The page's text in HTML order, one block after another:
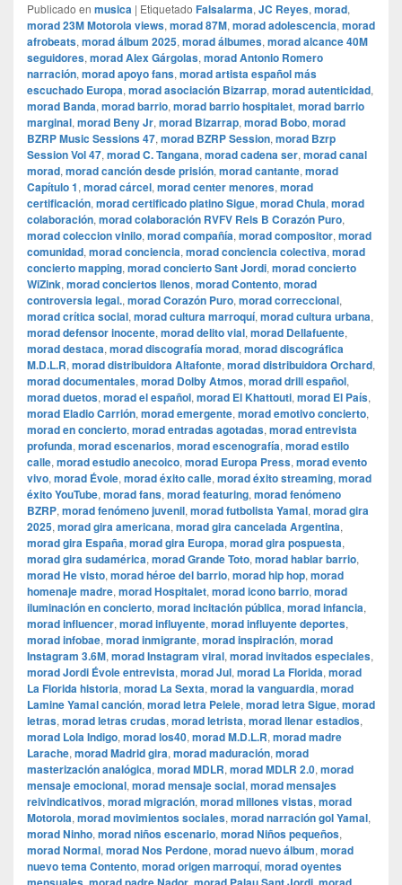
Publicado en musica | Etiquetado Falsalarma, JC Reyes, morad,
morad 23M Motorola views, morad 87M, morad adolescencia, morad
afrobeats, morad álbum 2025, morad álbumes, morad alcance 40M
seguidores, morad Alex Gárgolas, morad Antonio Romero
narración, morad apoyo fans, morad artista español más
escuchado Europa, morad asociación Bizarrap, morad autenticidad,
morad Banda, morad barrio, morad barrio hospitalet, morad barrio
marginal, morad Beny Jr, morad Bizarrap, morad Bobo, morad
BZRP Music Sessions 47, morad BZRP Session, morad Bzrp
Session Vol 47, morad C. Tangana, morad cadena ser, morad canal
morad, morad canción desde prisión, morad cantante, morad
Capítulo 1, morad cárcel, morad center menores, morad
certificación, morad certificado platino Sigue, morad Chula, morad
colaboración, morad colaboración RVFV Rels B Corazón Puro,
morad coleccion vinilo, morad compañía, morad compositor, morad
comunidad, morad conciencia, morad conciencia colectiva, morad
concierto mapping, morad concierto Sant Jordi, morad concierto
WiZink, morad conciertos llenos, morad Contento, morad
controversia legal., morad Corazón Puro, morad correccional,
morad crítica social, morad cultura marroquí, morad cultura urbana,
morad defensor inocente, morad delito vial, morad Dellafuente,
morad destaca, morad discografía morad, morad discográfica
M.D.L.R, morad distribuidora Altafonte, morad distribuidora Orchard,
morad documentales, morad Dolby Atmos, morad drill español,
morad duetos, morad el español, morad El Khattouti, morad El País,
morad Eladio Carrión, morad emergente, morad emotivo concierto,
morad en concierto, morad entradas agotadas, morad entrevista
profunda, morad escenarios, morad escenografía, morad estilo
calle, morad estudio anecoico, morad Europa Press, morad evento
vivo, morad Évole, morad éxito calle, morad éxito streaming, morad
éxito YouTube, morad fans, morad featuring, morad fenómeno
BZRP, morad fenómeno juvenil, morad futbolista Yamal, morad gira
2025, morad gira americana, morad gira cancelada Argentina,
morad gira España, morad gira Europa, morad gira pospuesta,
morad gira sudamérica, morad Grande Toto, morad hablar barrio,
morad He visto, morad héroe del barrio, morad hip hop, morad
homenaje madre, morad Hospitalet, morad icono barrio, morad
iluminación en concierto, morad incitación pública, morad infancia,
morad influencer, morad influyente, morad influyente deportes,
morad infobae, morad inmigrante, morad inspiración, morad
Instagram 3.6M, morad Instagram viral, morad invitados especiales,
morad Jordi Évole entrevista, morad Jul, morad La Florida, morad
La Florida historia, morad La Sexta, morad la vanguardia, morad
Lamine Yamal canción, morad letra Pelele, morad letra Sigue, morad
letras, morad letras crudas, morad letrista, morad llenar estadios,
morad Lola Indigo, morad los40, morad M.D.L.R, morad madre
Larache, morad Madrid gira, morad maduración, morad
masterización analógica, morad MDLR, morad MDLR 2.0, morad
mensaje emocional, morad mensaje social, morad mensajes
reivindicativos, morad migración, morad millones vistas, morad
Motorola, morad movimientos sociales, morad narración gol Yamal,
morad Ninho, morad niños escenario, morad Niños pequeños,
morad Normal, morad Nos Perdone, morad nuevo álbum, morad
nuevo tema Contento, morad origen marroquí, morad oyentes